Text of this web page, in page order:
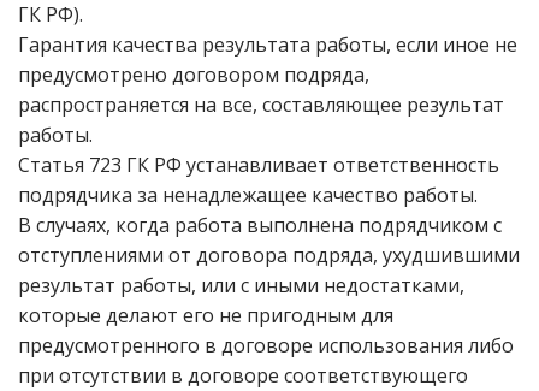
ГК РФ).
Гарантия качества результата работы, если иное не
предусмотрено договором подряда,
распространяется на все, составляющее результат
работы.
Статья 723 ГК РФ устанавливает ответственность
подрядчика за ненадлежащее качество работы.
В случаях, когда работа выполнена подрядчиком с
отступлениями от договора подряда, ухудшившими
результат работы, или с иными недостатками,
которые делают его не пригодным для
предусмотренного в договоре использования либо
при отсутствии в договоре соответствующего